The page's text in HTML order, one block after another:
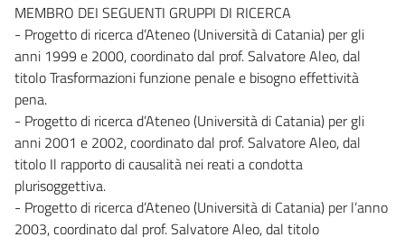
MEMBRO DEI SEGUENTI GRUPPI DI RICERCA
- Progetto di ricerca d’Ateneo (Università di Catania) per gli
anni 1999 e 2000, coordinato dal prof. Salvatore Aleo, dal
titolo Trasformazioni funzione penale e bisogno effettività
pena.
- Progetto di ricerca d’Ateneo (Università di Catania) per gli
anni 2001 e 2002, coordinato dal prof. Salvatore Aleo, dal
titolo Il rapporto di causalità nei reati a condotta
plurisoggettiva.
- Progetto di ricerca d’Ateneo (Università di Catania) per l’anno
2003, coordinato dal prof. Salvatore Aleo, dal titolo